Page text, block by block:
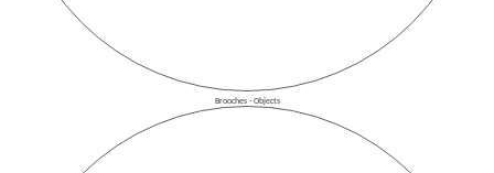
Brooches - Objects